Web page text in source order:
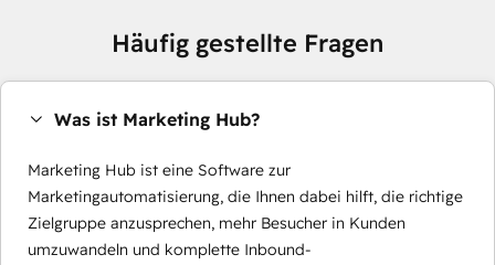
Häufig gestellte Fragen
Was ist Marketing Hub?
Marketing Hub ist eine Software zur
Marketingautomatisierung, die Ihnen dabei hilft, die richtige
Zielgruppe anzusprechen, mehr Besucher in Kunden
umzuwandeln und komplette Inbound-